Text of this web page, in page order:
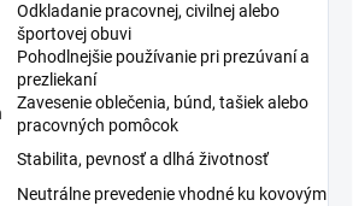
Odkladanie pracovnej, civilnej alebo
športovej obuvi
Pohodlnejšie používanie pri prezúvaní a
prezliekaní
Zavesenie oblečenia, búnd, tašiek alebo
pracovných pomôcok
Stabilita, pevnosť a dlhá životnosť
Neutrálne prevedenie vhodné ku kovovým